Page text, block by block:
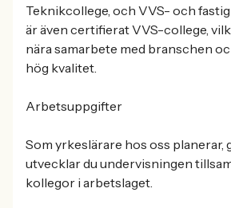
Teknikcollege, och VVS- och
är även certifierat VVS-college,
nära samarbete med branschen
hög kvalitet.
Arbetsuppgifter
Som yrkeslärare hos oss planerar,
utvecklar du undervisningen
kollegor i arbetslaget.